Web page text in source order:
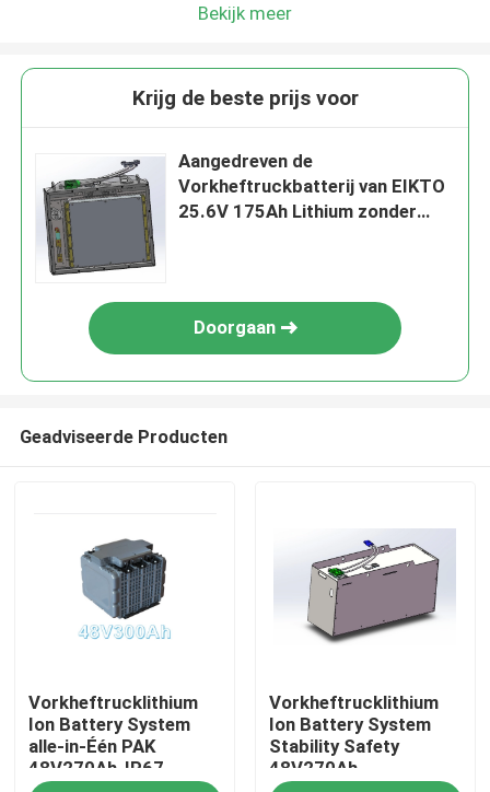
Over ons
Contacten
Bekijk meer
Krijg de beste prijs voor
Aangedreven de
Vorkheftruckbatterij van EIKTO
25.6V 175Ah Lithium zonder
Doorgaan
Geadviseerde Producten
Vorkheftrucklithium
Ion Battery System
alle-in-Één PAK
48V270Ah-IP67
Vorkheftrucklithium
Ion Battery System
Stability Safety
48V270Ah